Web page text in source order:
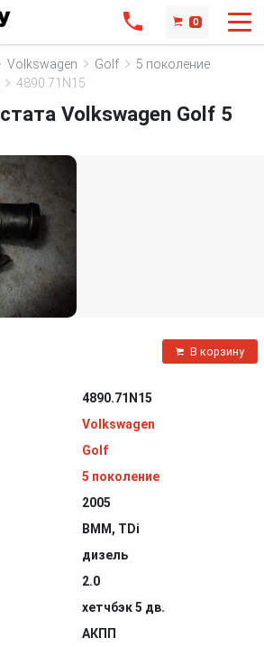
0
Volkswagen Golf
5 поколение
4890.71N15
Volkswagen Golf 5
В корзину
4890.71N15
Volkswagen
Golf
5 поколение
2005
BMM, TDi
дизель
2.0
хетчбэк 5 дв.
АКПП